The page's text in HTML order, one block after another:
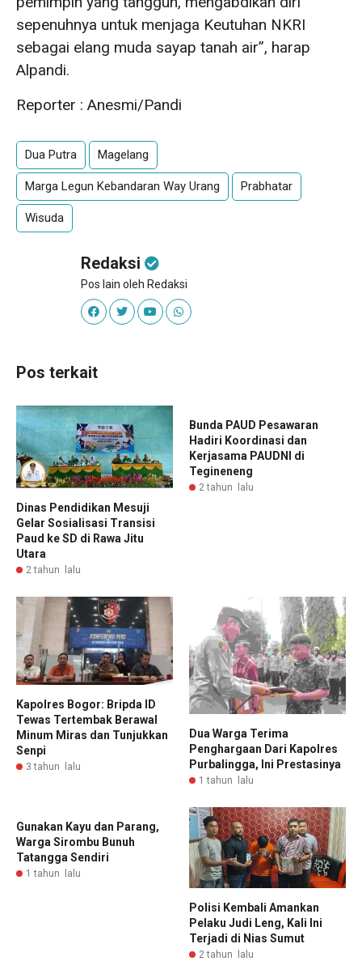
sepenuhnya untuk menjaga Keutuhan NKRI
sebagai elang muda sayap tanah air”, harap
Alpandi.
Reporter : Anesmi/Pandi
Dua Putra Magelang
Marga Legun Kebandaran Way Urang Prabhatar
Wisuda
Redaksi
Pos lain oleh Redaksi
Pos terkait
Dinas Pendidikan Mesuji
Gelar Sosialisasi Transisi
Paud ke SD di Rawa Jitu
Utara
2 tahun lalu
Bunda PAUD Pesawaran
Hadiri Koordinasi dan
Kerjasama PAUDNI di
Tegineneng
2 tahun lalu
Kapolres Bogor: Bripda ID
Tewas Tertembak Berawal
Minum Miras dan Tunjukkan
Senpi
3 tahun lalu
Dua Warga Terima
Penghargaan Dari Kapolres
Purbalingga, Ini Prestasinya
1 tahun lalu
Gunakan Kayu dan Parang,
Warga Sirombu Bunuh
Tatangga Sendiri
1 tahun lalu
Polisi Kembali Amankan
Pelaku Judi Leng, Kali Ini
Terjadi di Nias Sumut
2 tahun lalu